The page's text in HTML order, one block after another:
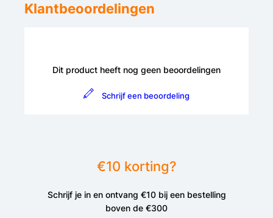
Klantbeoordelingen
Dit product heeft nog geen beoordelingen
Schrijf een beoordeling
€10 korting?
Schrijf je in en ontvang €10 bij een bestelling
boven de €300